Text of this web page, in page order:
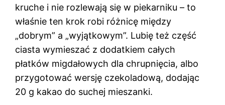
kruche i nie rozlewają się w piekarniku – to
właśnie ten krok robi różnicę między
„dobrym” a „wyjątkowym”. Lubię też część
ciasta wymieszać z dodatkiem całych
płatków migdałowych dla chrupnięcia, albo
przygotować wersję czekoladową, dodając
20 g kakao do suchej mieszanki.